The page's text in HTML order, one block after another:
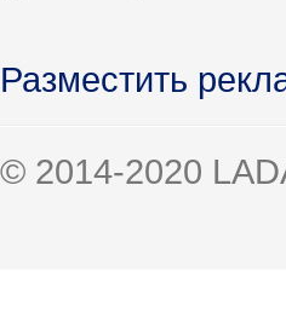
Разместить
© 2014-2020